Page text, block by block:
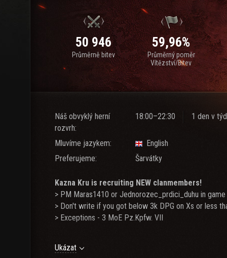
50 946
Průměrně bitev
59,96%
Průměrný poměr
Vítězství/Bitev
Náš obvyklý herní
rozvrh:
18:00–22:30 1 den v
Mluvíme jazykem:
English
Preferujeme:
Šarvátky
Kazna Kru is recruiting NEW clanmembers!
> PM Maras1410 or Jednorozec_prdici_duhu in game
> Don't write if you got below 3k DPG on Xs or less
> Exceptions - 3 MoE Pz.Kpfw. VII
Relaxed Retirement Zoo:
Ukázat